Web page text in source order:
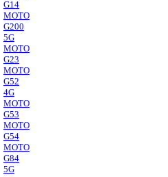
G14
MOTO
G200
5G
MOTO
G23
MOTO
G52
4G
MOTO
G53
MOTO
G54
MOTO
G84
5G